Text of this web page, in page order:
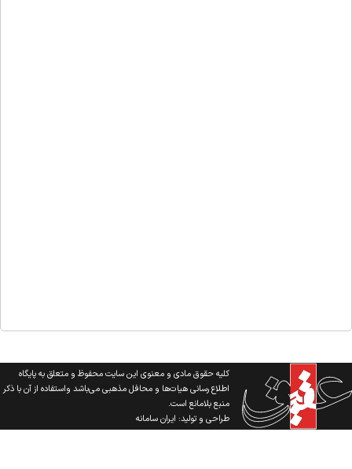
کلیه حقوق مادی و معنوی این سایت محفوظ و متعلق به پایگاه
اطلاع رسانی هیات‌ها و محافل مذهبی می‌باشد واستفاده از آن با ذکر
منبع بلامانع است.
طراحی و تولید:ایران سامانه